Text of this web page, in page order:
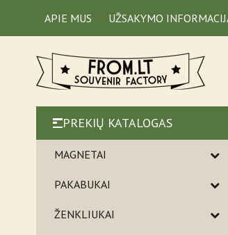
APIE MUS UŽSAKYMO
PREKIŲ KATALOGAS
MAGNETAI
PAKABUKAI
ŽENKLIUKAI